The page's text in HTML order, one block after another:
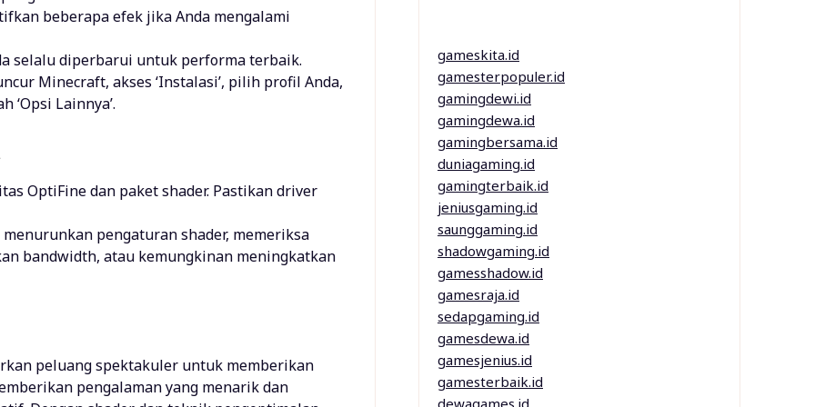
beberapa efek jika Anda mengalami
selalu diperbarui untuk performa terbaik.
Minecraft, akses ‘Instalasi’, pilih profil Anda,
‘Opsi Lainnya’.
OptiFine dan paket shader. Pastikan driver
pengaturan shader, memeriksa
bandwidth, atau kemungkinan meningkatkan
peluang spektakuler untuk memberikan
pengalaman yang menarik dan
gameskita.id
gamesterpopuler.id
gamingdewi.id
gamingdewa.id
gamingbersama.id
duniagaming.id
gamingterbaik.id
jeniusgaming.id
saunggaming.id
shadowgaming.id
gamesshadow.id
gamesraja.id
sedapgaming.id
gamesdewa.id
gamesjenius.id
gamesterbaik.id
dewagames.id